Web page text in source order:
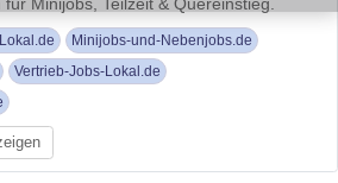
Minijobs-und-Nebenjobs.de
Vertrieb-Jobs-Lokal.de